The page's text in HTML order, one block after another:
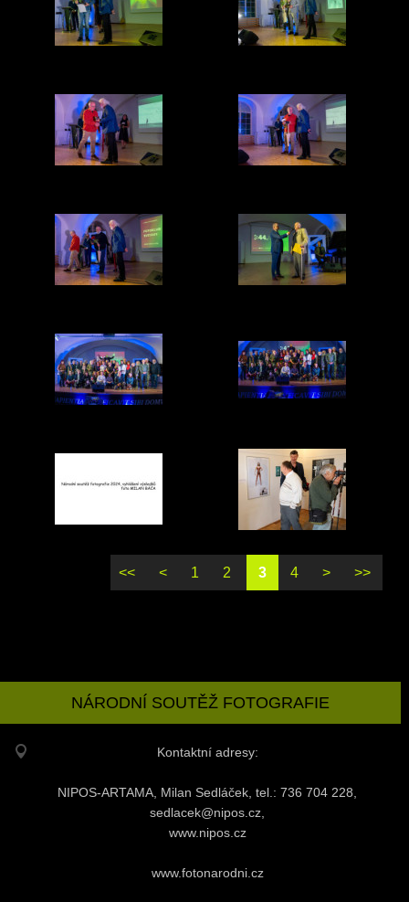
<< < 1 2 3 4 > >>
NÁRODNÍ SOUTĚŽ FOTOGRAFIE
Kontaktní adresy:
NIPOS-ARTAMA, Milan Sedláček, tel.: 736 704 228,
sedlacek@nipos.cz,
www.nipos.cz
www.fotonarodni.cz